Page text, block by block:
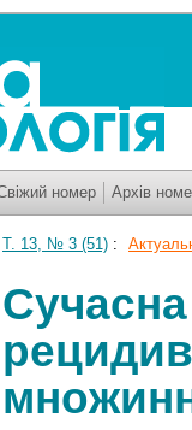
номер Архів
Т. 13, № 3 (51) :
Сучасна